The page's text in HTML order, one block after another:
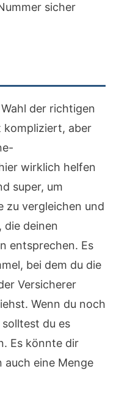
sicher
der richtigen
kompliziert, aber
wirklich helfen
super, um
zu vergleichen und
die deinen
entsprechen. Es
bei dem du die
Versicherer
Wenn du noch
du es
Es könnte dir
auch eine Menge